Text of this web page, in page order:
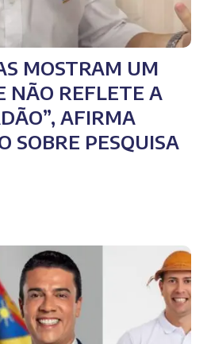
MOSTRAM UM
NÃO REFLETE A
AFIRMA
SOBRE PESQUISA